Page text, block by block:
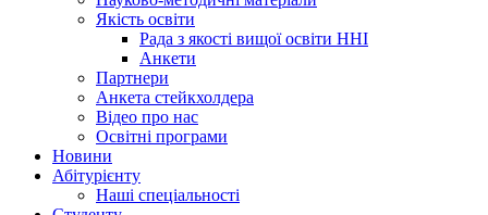
Якість освіти
Рада з якості вищої освіти ННІ
Анкети
Партнери
Анкета стейкхолдера
Відео про нас
Освітні програми
Hовини
Абітурієнту
Наші спеціальності